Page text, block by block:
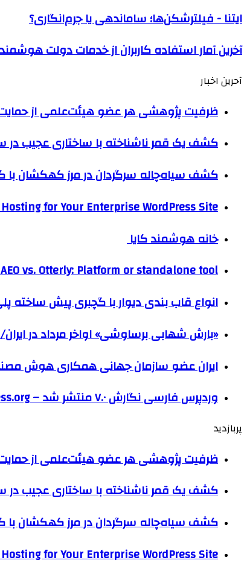
ايتنا - فیلترشکن‌ها؛ ساماندهی یا جرم‌انگاری؟
آخرین آمار استفاده کاربران از خدمات دولت
آحرین اخبار
ظرفیت پژوهشی هر عضو هیئت‌علمی از
کشف یک قمر ناشناخته با ساختاری عجیب در
کشف سیاه‌چاله سرگردان در مرز کهکشان
for Your Enterprise WordPress Site
خانه هوشمند کایا
vs. Otterly: Platform or standalone tool?
انواع قاب بندی دیوار با گچبری پیش ساخته
«بارش شهابی برساوشی» اواخر مرداد در ایران/ تماشای ۶۰
ایران عضو سازمان جهانی همکاری هوش
وردپرس فارسی نگارش ۷.۰ منتشر شد – WordPress.org فارسی
پربازدید
ظرفیت پژوهشی هر عضو هیئت‌علمی از
کشف یک قمر ناشناخته با ساختاری عجیب در
کشف سیاه‌چاله سرگردان در مرز کهکشان
for Your Enterprise WordPress Site